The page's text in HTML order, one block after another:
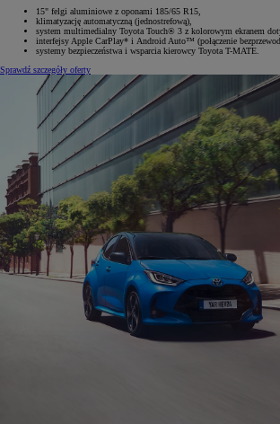
15" felgi aluminiowe z oponami 185/65 R15,
klimatyzację automatyczną (jednostrefową),
system multimedialny Toyota Touch® 3 z kolorowym ekranem
interfejsy Apple CarPlay* i Android Auto™ (połączenie
systemy bezpieczeństwa i wsparcia kierowcy Toyota T-MATE.
Sprawdź szczegóły oferty